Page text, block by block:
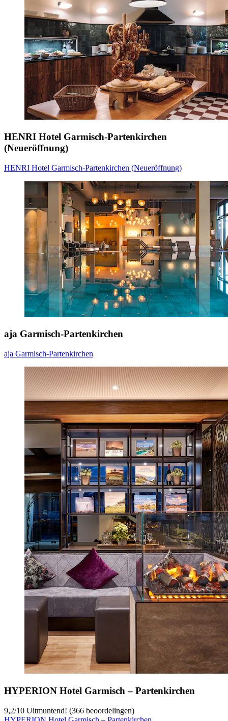
HENRI Hotel Garmisch-Partenkirchen
(Neueröffnung)
HENRI Hotel Garmisch-Partenkirchen (Neueröffnung)
aja Garmisch-Partenkirchen
aja Garmisch-Partenkirchen
HYPERION Hotel Garmisch – Partenkirchen
9,2/10 Uitmuntend! (366 beoordelingen)